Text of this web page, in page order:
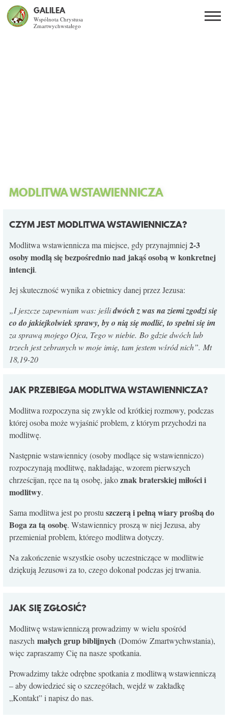
GALILEA
Wspólnota Chrystusa
Zmartwychwstałego
MODLITWA WSTAWIENNICZA
CZYM JEST MODLITWA WSTAWIENNICZA?
Modlitwa wstawiennicza ma miejsce, gdy przynajmniej 2-3
osoby modlą się bezpośrednio nad jakąś osobąw konkretnej
intencji.
Jej skuteczność wynika z obietnicy danej przez Jezusa:
„I jeszcze zapewniam was: jeślidwóch z was na ziemi zgodzi się
co do jakiejkolwiek sprawy, by o nią się modlić, to spełni się im
za sprawą mojego Ojca, Tego w niebie. Bo gdzie dwóch lub
trzech jest zebranych w moje imię, tam jestem wśród nich”. Mt
18,19-20
JAK PRZEBIEGA MODLITWA WSTAWIENNICZA?
Modlitwa rozpoczyna się zwykle od krótkiej rozmowy, podczas
której osoba może wyjaśnić problem, z którym przychodzi na
modlitwę.
Następnie wstawiennicy (osoby modlące się wstawienniczo)
rozpoczynają modlitwę, nakładając, wzorem pierwszych
chrześcijan, ręce na tą osobę, jakoznak braterskiej miłości i
modlitwy.
Sama modlitwa jest po prostu szczerą i pełną wiary prośbą do
Boga za tą osobę. Wstawiennicy proszą w niej Jezusa, aby
przemieniał problem, którego modlitwa dotyczy.
Na zakończenie wszystkie osoby uczestniczące w modlitwie
dziękują Jezusowi za to, czego dokonał podczas jej trwania.
JAK SIĘ ZGŁOSIĆ?
Modlitwę wstawienniczą prowadzimy w wielu spośród
naszych małych grup biblijnych (Domów Zmartwychwstania),
więc zapraszamy Cię na nasze spotkania.
Prowadzimy także odrębne spotkania z modlitwą wstawienniczą
– aby dowiedzieć się o szczegółach, wejdź w zakładkę
„Kontakt” i napisz do nas.